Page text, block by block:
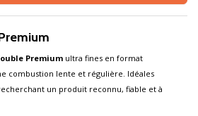
Premium ultra fines en format
combustion lente et régulière. Idéales
un produit reconnu, fiable et à